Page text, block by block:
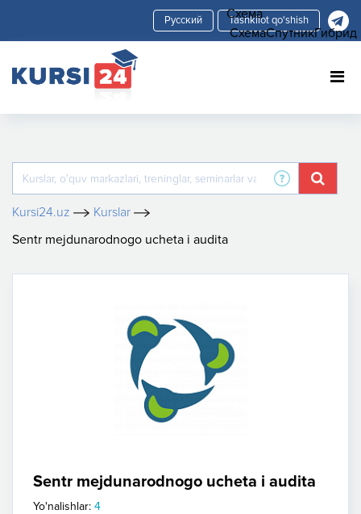
Tashkilot qo'shish
Kursi24.uz
Kurslar
Sentr mejdunarodnogo ucheta i audita
Sentr mejdunarodnogo ucheta i audita
Yo'nalishlar: 4
Схема
СхемаСпутникГибрид